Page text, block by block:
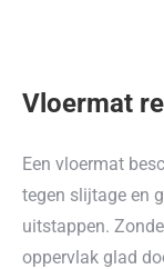
Vloermat
Een vloermat
tegen slijtage en
uitstappen.
oppervlak glad